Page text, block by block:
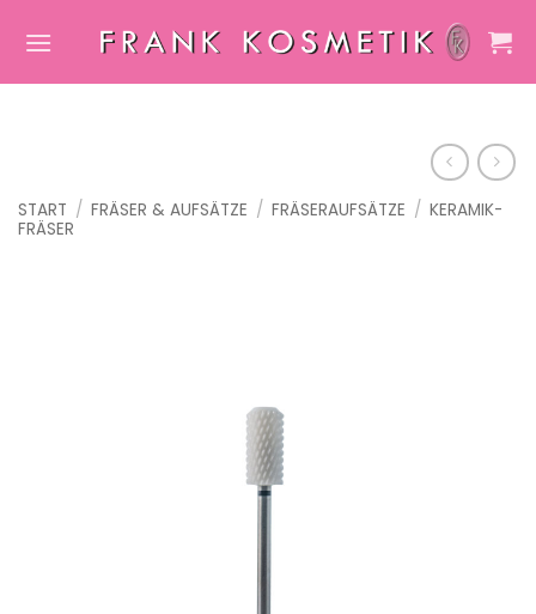
Inhalt
START / FRÄSER & AUFSÄTZE / FRÄSERAUFSÄTZE / KERAMIK-
FRÄSER